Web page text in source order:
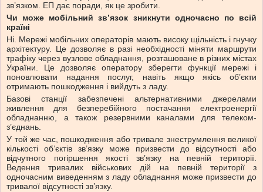
зв’язком. ЕП дає поради, як це зробити.
Чи може мобільний зв’язок зникнути одночасно по всій
країні
Ні. Мережі мобільних операторів мають високу щільність і гнучку
архітектуру. Це дозволяє в разі необхідності міняти маршрути
трафіку через вузлове обладнання, розташоване в різних містах
України. Це дозволяє оператору зберегти функції мережі і
поновлювати надання послуг, навіть якщо якісь об’єкти
отримають пошкодження і вийдуть з ладу.
Базові станції забезпечені альтернативними джерелами
живлення для безперебійного постачання електроенергії
обладнанню, а також резервними каналами для телеком-
з’єднань.
У той же час, пошкодження або тривале знеструмлення великої
кількості об’єктів зв’язку може призвести до відсутності або
відчутного погіршення якості зв’язку на певній території.
Ведення тривалих військових дій на певній території з
одночасним виведенням з ладу обладнання може призвести до
тривалої відсутності зв’язку.